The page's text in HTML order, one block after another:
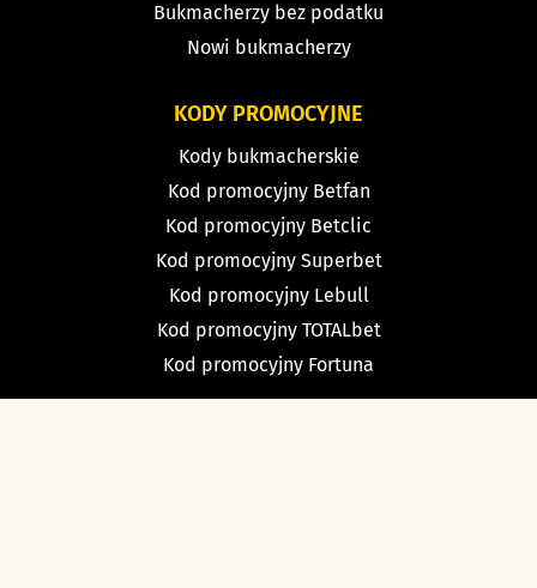
Bukmacherzy bez podatku
Nowi bukmacherzy
KODY PROMOCYJNE
Kody bukmacherskie
Kod promocyjny Betfan
Kod promocyjny Betclic
Kod promocyjny Superbet
Kod promocyjny Lebull
Kod promocyjny TOTALbet
Kod promocyjny Fortuna